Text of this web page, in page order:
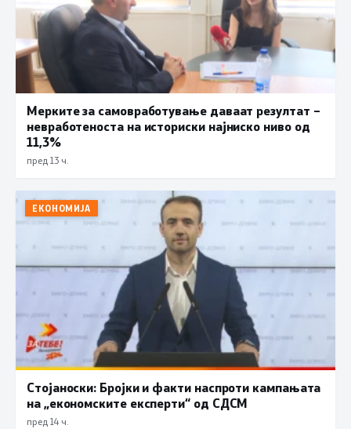
Мерките за самовработување даваат резултат –
невработеноста на историски најниско ниво од
11,3%
пред 13 ч.
ЕКОНОМИЈА
Стојаноски: Бројки и факти наспроти кампањата
на „економските експерти“ од СДСM
пред 14 ч.